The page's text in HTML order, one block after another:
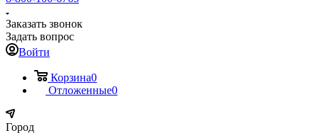
Заказать звонок
Задать вопрос
Войти
Корзина0
Отложенные0
Город